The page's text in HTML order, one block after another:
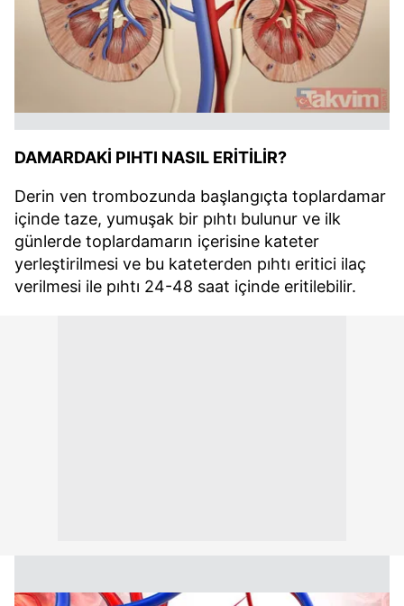
DAMARDAKİ PIHTI NASIL ERİTİLİR?
Derin ven trombozunda başlangıçta toplardamar
içinde taze, yumuşak bir pıhtı bulunur ve ilk
günlerde toplardamarın içerisine kateter
yerleştirilmesi ve bu kateterden pıhtı eritici ilaç
verilmesi ile pıhtı 24-48 saat içinde eritilebilir.